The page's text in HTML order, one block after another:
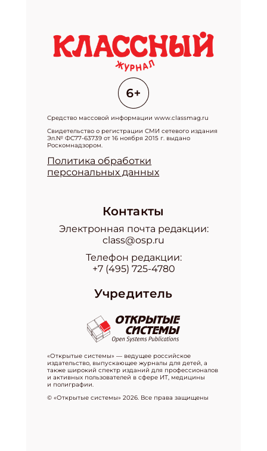
Средство массовой информации www.classmag.ru
Свидетельство о регистрации СМИ сетевого издания
Эл.№ ФС77-63739 от 16 ноября 2015 г. выдано
Роскомнадзором.
Политика обработки
персональных данных
Контакты
Электронная почта редакции:
class@osp.ru
Телефон редакции:
+7 (495) 725-4780
Учредитель
«Открытые системы» — ведущее российское
издательство, выпускающее журналы для детей, а
также широкий спектр изданий для профессионалов
и активных пользователей в сфере ИТ, медицины
и полиграфии.
© «Открытые системы» 2026. Все права защищены